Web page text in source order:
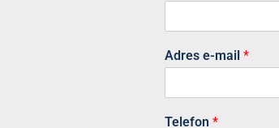
Adres e-mail *
Telefon *